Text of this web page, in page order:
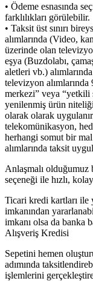
• Ödeme esnasında
farklılıkları görülebilir.
• Taksit üst sınırı
alımlarında (Video,
üzerinde olan
eşya (Buzdolabı,
aletleri vb.)
televizyon
merkezi” veya “yetkili
yenilenmiş ürün
olarak olarak
telekomünikasyon,
herhangi somut bir
alımlarında taksit
Anlaşmalı olduğumuz
seçeneği ile hızlı,
Ticari kredi kartları ile
imkanından
imkanı olsa da banka
Alışveriş Kredisi
Sepetini hemen
adımında
işlemlerini